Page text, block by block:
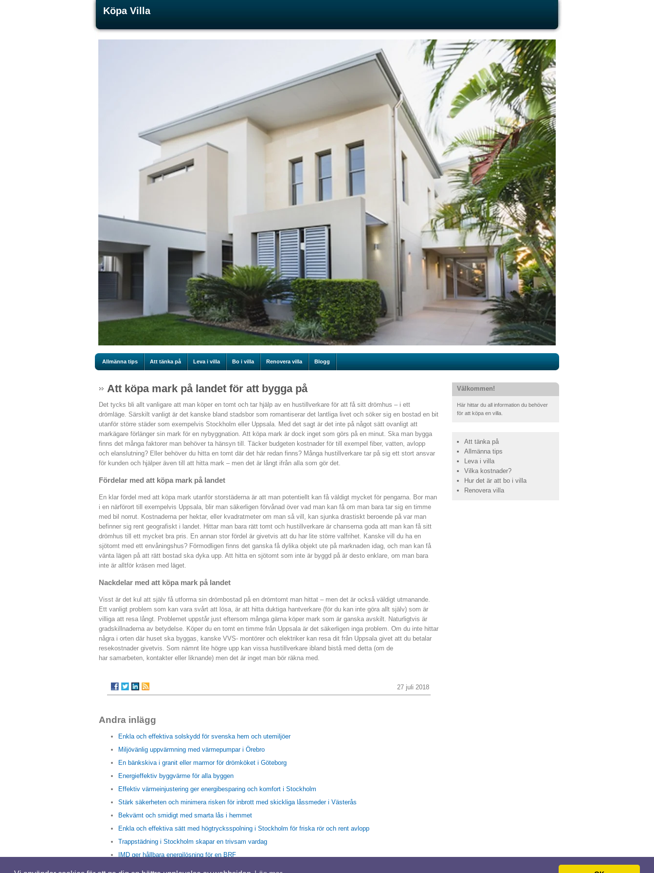
Köpa Villa
Allmänna tips Att tänka på Leva i villa Bo i villa Renovera villa Blogg
Välkommen!
Här hittar du all information du behöver
för att köpa en villa.
Att tänka på
Allmänna tips
Leva i villa
Vilka kostnader?
Hur det är att bo i villa
Renovera villa
Att köpa mark på landet för att bygga på
Det tycks bli allt vanligare att man köper en tomt och tar hjälp av en hustillverkare för att få sitt drömhus – i ett
drömläge. Särskilt vanligt är det kanske bland stadsbor som romantiserar det lantliga livet och söker sig en bostad en bit
utanför större städer som exempelvis Stockholm eller Uppsala. Med det sagt är det inte på något sätt ovanligt att
markägare förlänger sin mark för en nybyggnation. Att köpa mark är dock inget som görs på en minut. Ska man bygga
finns det många faktorer man behöver ta hänsyn till. Täcker budgeten kostnader för till exempel fiber, vatten, avlopp
och elanslutning? Eller behöver du hitta en tomt där det här redan finns? Många hustillverkare tar på sig ett stort ansvar
för kunden och hjälper även till att hitta mark – men det är långt ifrån alla som gör det.
Fördelar med att köpa mark på landet
En klar fördel med att köpa mark utanför storstäderna är att man potentiellt kan få väldigt mycket för pengarna. Bor man
i en närförort till exempelvis Uppsala, blir man säkerligen förvånad över vad man kan få om man bara tar sig en timme
med bil norrut. Kostnaderna per hektar, eller kvadratmeter om man så vill, kan sjunka drastiskt beroende på var man
befinner sig rent geografiskt i landet. Hittar man bara rätt tomt och hustillverkare är chanserna goda att man kan få sitt
drömhus till ett mycket bra pris. En annan stor fördel är givetvis att du har lite större valfrihet. Kanske vill du ha en
sjötomt med ett envåningshus? Förmodligen finns det ganska få dylika objekt ute på marknaden idag, och man kan få
vänta lägen på att rätt bostad ska dyka upp. Att hitta en sjötomt som inte är byggd på är desto enklare, om man bara
inte är alltför kräsen med läget.
Nackdelar med att köpa mark på landet
Visst är det kul att själv få utforma sin drömbostad på en drömtomt man hittat – men det är också väldigt utmanande.
Ett vanligt problem som kan vara svårt att lösa, är att hitta duktiga hantverkare (för du kan inte göra allt själv) som är
villiga att resa långt. Problemet uppstår just eftersom många gärna köper mark som är ganska avskilt. Naturligtvis är
gradskillnaderna av betydelse. Köper du en tomt en timme från Uppsala är det säkerligen inga problem. Om du inte hittar
några i orten där huset ska byggas, kanske VVS- montörer och elektriker kan resa dit från Uppsala givet att du betalar
resekostnader givetvis. Som nämnt lite högre upp kan vissa hustillverkare ibland bistå med detta (om de
har samarbeten, kontakter eller liknande) men det är inget man bör räkna med.
27 juli 2018
Andra inlägg
Enkla och effektiva solskydd för svenska hem och utemiljöer
Miljövänlig uppvärmning med värmepumpar i Örebro
En bänkskiva i granit eller marmor för drömköket i Göteborg
Energieffektiv byggvärme för alla byggen
Effektiv värmeinjustering ger energibesparing och komfort i Stockholm
Stärk säkerheten och minimera risken för inbrott med skickliga låssmeder i Västerås
Bekvämt och smidigt med smarta lås i hemmet
Enkla och effektiva sätt med högtrycksspolning i Stockholm för friska rör och rent avlopp
Trappstädning i Stockholm skapar en trivsam vardag
IMD ger hållbara energilösning för en BRF